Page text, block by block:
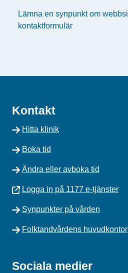
Lämna en synpunkt om
kontaktformulär
Kontakt
Hitta klinik
Boka tid
Ändra eller avboka tid
Logga in på 1177 e-tjänster
Synpunkter på vården
Folktandvårdens huvudkontor
Sociala medier